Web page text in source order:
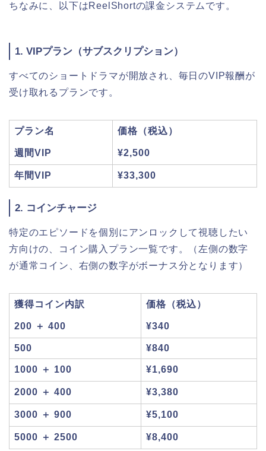
ちなみに、以下はReelShortの課金システムです。
1. VIPプラン（サブスクリプション）
すべてのショートドラマが開放され、毎日のVIP報酬が
受け取れるプランです。
プラン名 価格（税込）
週間VIP ¥2,500
年間VIP ¥33,300
2. コインチャージ
特定のエピソードを個別にアンロックして視聴したい
方向けの、コイン購入プラン一覧です。（左側の数字
が通常コイン、右側の数字がボーナス分となります）
獲得コイン内訳 価格（税込）
200 ＋ 400 ¥340
500 ¥840
1000 ＋ 100 ¥1,690
2000 ＋ 400 ¥3,380
3000 ＋ 900 ¥5,100
5000 ＋ 2500 ¥8,400